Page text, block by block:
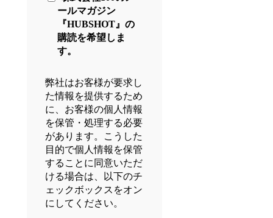
ールマガジン
『HUBSHOT』の
購読を希望しま
す。
弊社はお客様が要求し
た情報を提供するため
に、お客様の個人情報
を保管・処理する必要
があります。こうした
目的で個人情報を保管
することに同意いただ
ける場合は、以下のチ
ェックボックスをオン
にしてください。